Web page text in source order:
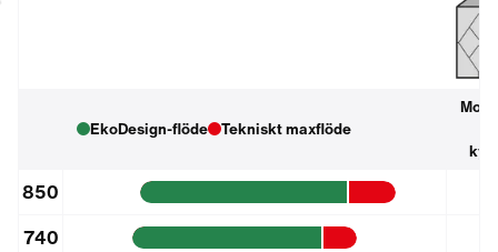
EkoDesign-flöde Tekniskt maxflöde
850
740